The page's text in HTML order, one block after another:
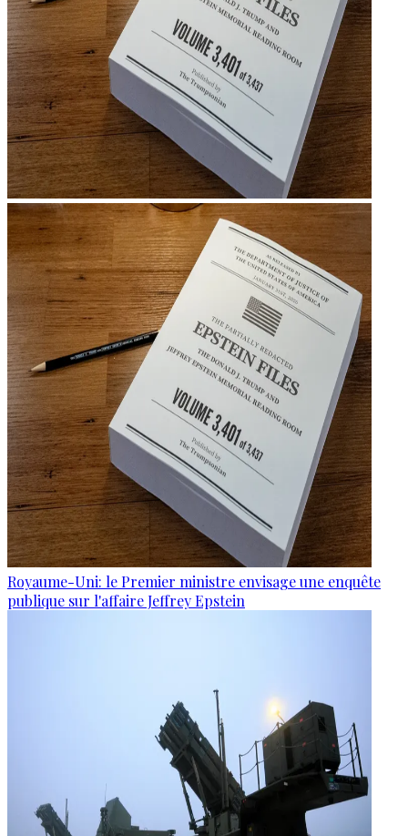
Royaume-Uni: le Premier ministre envisage une enquête
publique sur l'affaire Jeffrey Epstein